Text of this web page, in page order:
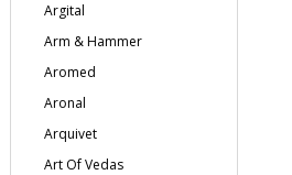
Argital
Arm & Hammer
Aromed
Aronal
Arquivet
Art Of Vedas